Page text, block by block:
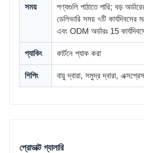
সময়
পণ্যগুলি পাঠাতে পারি; বড়
ডেলিভারি সময় ৭টি
এবং ODM অর্ডারঃ 15
প্যাকিং কার্টনে প্যাক করা
শিপিং বায়ু দ্বারা, সমুদ্র দ্বারা,
প্রোডাক্ট গ্যালারি